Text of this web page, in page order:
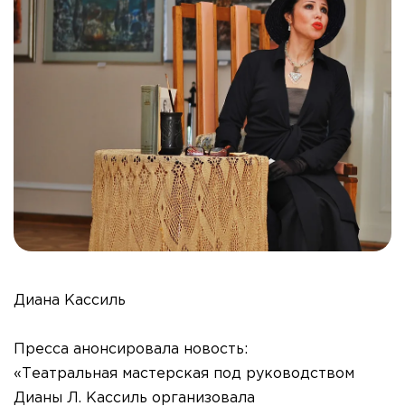
Диана Кассиль
Пресса анонсировала новость:
«Театральная мастерская под руководством
Дианы Л. Кассиль организовала